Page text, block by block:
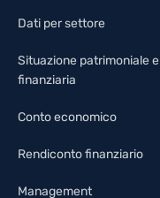
Dati per settore
Situazione patrimoniale e
finanziaria
Conto economico
Rendiconto finanziario
Management